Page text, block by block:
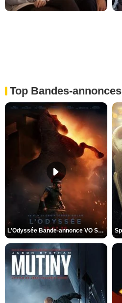
Top Bandes-annonces
L'Odyssée Bande-annonce VO STFR